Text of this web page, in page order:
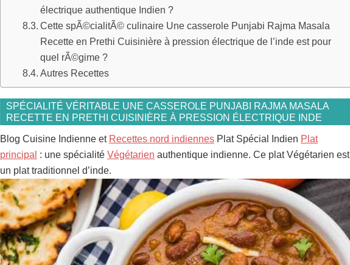
électrique authentique Indien ?
Cette spÃ©cialitÃ© culinaire Une casserole Punjabi Rajma Masala
Recette en Prethi Cuisinière à pression électrique de l’inde est pour
quel rÃ©gime ?
Autres Recettes
SPÉCIALITÉ VÉRITABLE UNE CASSEROLE PUNJABI RAJMA MASALA
RECETTE EN PRETHI CUISINIÈRE À PRESSION ÉLECTRIQUE INDE
Blog Cuisine Indienne et Recettes nord indiennes Plat Spécial Indien Plat
principal : une spécialité Végétarien authentique indienne. Ce plat Végétarien est
un plat traditionnel d’inde.